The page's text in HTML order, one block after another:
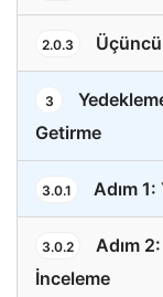
2.0.3
3
Getirme
3.0.1 Adım 1:
3.0.2
Adım
İnceleme